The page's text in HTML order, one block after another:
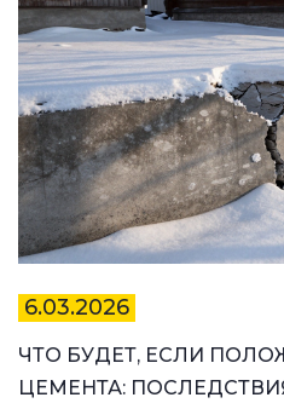
6.03.2026
ЧТО БУДЕТ, ЕСЛИ
ЦЕМЕНТА: